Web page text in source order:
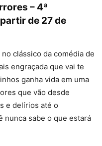
– 4ª
de 27 de
clássico da comédia de
engraçada que vai te
ganha vida em uma
que vão desde
e delírios até o
nunca sabe o que estará